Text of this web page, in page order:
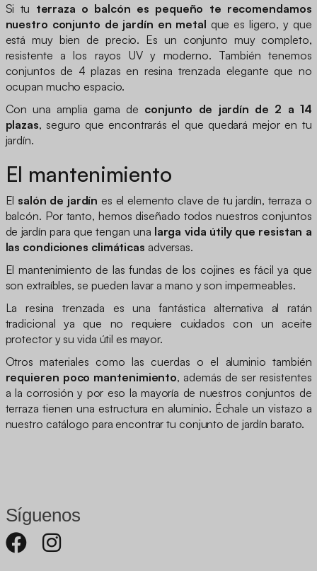
Si tu terraza o balcón es pequeño te recomendamos
nuestro conjunto de jardín en metal que es ligero, y que
está muy bien de precio. Es un conjunto muy completo,
resistente a los rayos UV y moderno. También tenemos
conjuntos de 4 plazas en resina trenzada elegante que no
ocupan mucho espacio.
Con una amplia gama de conjunto de jardín de 2 a 14
plazas, seguro que encontrarás el que quedará mejor en tu
jardín.
El mantenimiento
El salón de jardín es el elemento clave de tu jardín, terraza o
balcón. Por tanto, hemos diseñado todos nuestros conjuntos
de jardín para que tengan una larga vida útily que resistan a
las condiciones climáticas adversas.
El mantenimiento de las fundas de los cojines es fácil ya que
son extraíbles, se pueden lavar a mano y son impermeables.
La resina trenzada es una fantástica alternativa al ratán
tradicional ya que no requiere cuidados con un aceite
protector y su vida útil es mayor.
Otros materiales como las cuerdas o el aluminio también
requieren poco mantenimiento, además de ser resistentes
a la corrosión y por eso la mayoría de nuestros conjuntos de
terraza tienen una estructura en aluminio. Échale un vistazo a
nuestro catálogo para encontrar tu conjunto de jardín barato.
Síguenos